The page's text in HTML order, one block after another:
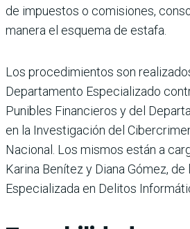
de impuestos o comisiones,
manera el esquema de estafa.
Los procedimientos son
Departamento Especializado
Punibles Financieros y del
en la Investigación del
Nacional. Los mismos están a
Karina Benítez y Diana Gómez, de
Especializada en Delitos